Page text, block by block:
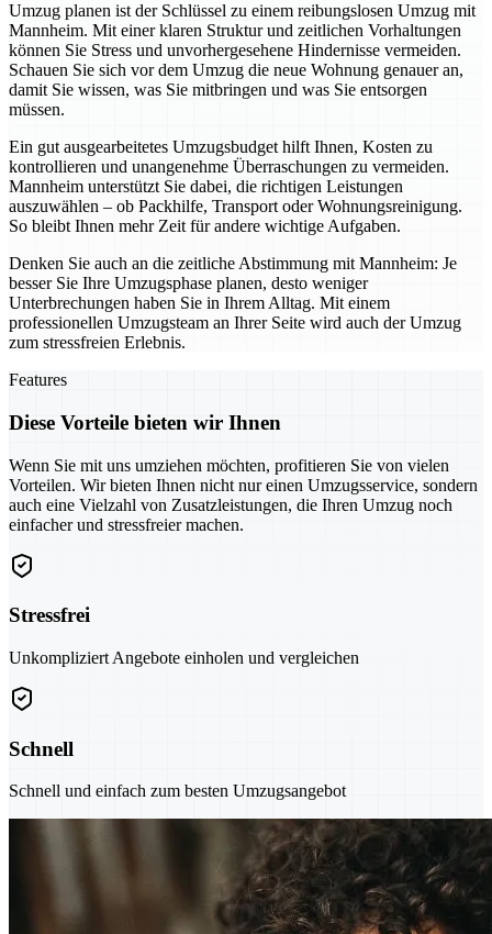
Umzug planen ist der Schlüssel zu einem reibungslosen Umzug mit
Mannheim. Mit einer klaren Struktur und zeitlichen Vorhaltungen
können Sie Stress und unvorhergesehene Hindernisse vermeiden.
Schauen Sie sich vor dem Umzug die neue Wohnung genauer an,
damit Sie wissen, was Sie mitbringen und was Sie entsorgen
müssen.
Ein gut ausgearbeitetes Umzugsbudget hilft Ihnen, Kosten zu
kontrollieren und unangenehme Überraschungen zu vermeiden.
Mannheim unterstützt Sie dabei, die richtigen Leistungen
auszuwählen – ob Packhilfe, Transport oder Wohnungsreinigung.
So bleibt Ihnen mehr Zeit für andere wichtige Aufgaben.
Denken Sie auch an die zeitliche Abstimmung mit Mannheim: Je
besser Sie Ihre Umzugsphase planen, desto weniger
Unterbrechungen haben Sie in Ihrem Alltag. Mit einem
professionellen Umzugsteam an Ihrer Seite wird auch der Umzug
zum stressfreien Erlebnis.
Features
Diese Vorteile bieten wir Ihnen
Wenn Sie mit uns umziehen möchten, profitieren Sie von vielen
Vorteilen. Wir bieten Ihnen nicht nur einen Umzugsservice, sondern
auch eine Vielzahl von Zusatzleistungen, die Ihren Umzug noch
einfacher und stressfreier machen.
Stressfrei
Unkompliziert Angebote einholen und vergleichen
Schnell
Schnell und einfach zum besten Umzugsangebot